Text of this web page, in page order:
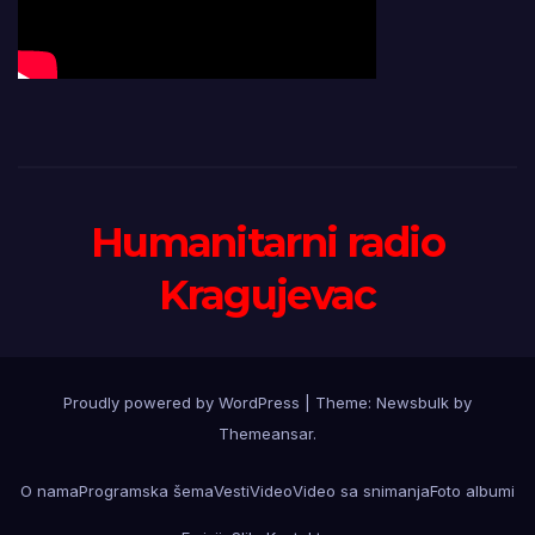
Humanitarni radio
Kragujevac
Proudly powered by WordPress Theme: Newsbulk by
Themeansar.
O namaProgramska šemaVestiVideoVideo sa snimanjaFoto albumi